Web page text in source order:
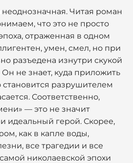
Читая роман
что это не просто
отраженная в одном
умен, смел, но при
разъедена изнутри скукой
не знает, куда приложить
становится разрушителем
Соответственно,
— это не значит
идеальный герой. Скорее,
как в капле воды,
все трагедии и все
николаевской эпохи